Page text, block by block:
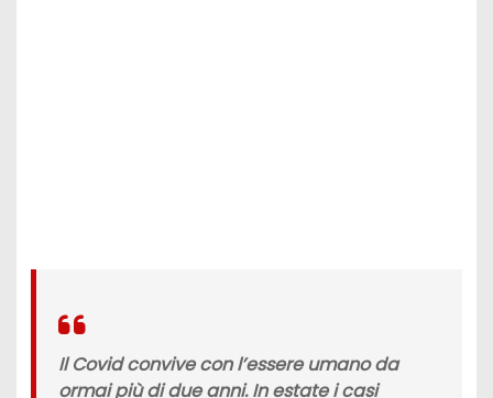
Il Covid convive con l’essere umano da
ormai più di due anni. In estate i casi